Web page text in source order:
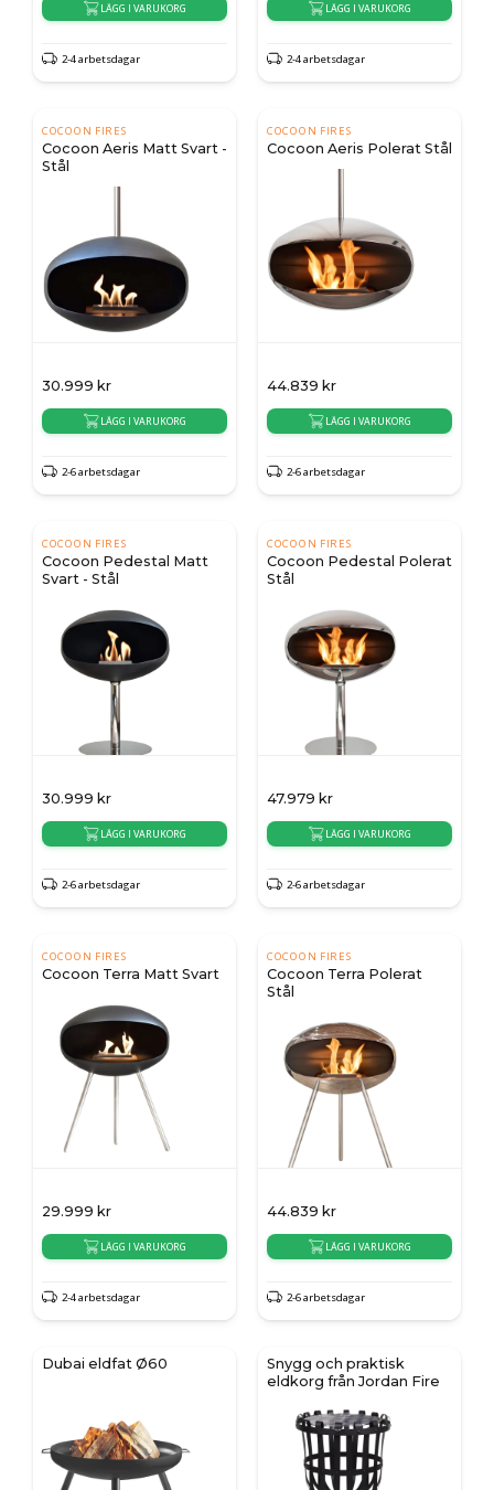
LÄGG I VARUKORG
2-4 arbetsdagar
LÄGG I VARUKORG
2-4 arbetsdagar
COCOON FIRES
Cocoon Aeris Matt Svart -
Stål
30.999 kr
LÄGG I VARUKORG
2-6 arbetsdagar
COCOON FIRES
Cocoon Aeris Polerat Stål
44.839 kr
LÄGG I VARUKORG
2-6 arbetsdagar
COCOON FIRES
Cocoon Pedestal Matt
Svart - Stål
30.999 kr
LÄGG I VARUKORG
2-6 arbetsdagar
COCOON FIRES
Cocoon Pedestal Polerat
Stål
47.979 kr
LÄGG I VARUKORG
2-6 arbetsdagar
COCOON FIRES
Cocoon Terra Matt Svart
29.999 kr
LÄGG I VARUKORG
2-4 arbetsdagar
COCOON FIRES
Cocoon Terra Polerat
Stål
44.839 kr
LÄGG I VARUKORG
2-6 arbetsdagar
Dubai eldfat Ø60
Snygg och praktisk
eldkorg från Jordan Fire